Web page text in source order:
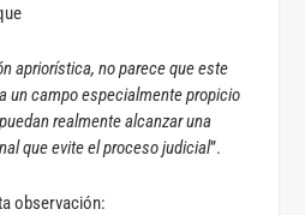
apriorística, no parece que este
un campo especialmente propicio
realmente alcanzar una
que evite el proceso judicial”.
observación: